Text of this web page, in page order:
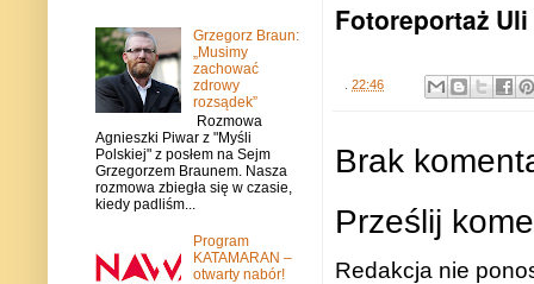
Fotoreportaż
. 22:46
Brak
Prześlij
Redakcja nie
Grzegorz Braun:
„Musimy
zachować
zdrowy
rozsądek”
Rozmowa
Agnieszki Piwar z "Myśli
Polskiej" z posłem na Sejm
Grzegorzem Braunem. Nasza
rozmowa zbiegła się w czasie,
kiedy padliśm...
Program
KATAMARAN –
otwarty nabór!